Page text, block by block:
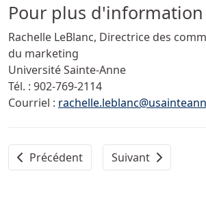
Pour plus
Rachelle LeBlanc, Directrice des
du marketing
Université Sainte-Anne
Tél. : 902-769-2114
Courriel :
Article précédent : Réouverture des
Précédent Article suivant :
Suivant